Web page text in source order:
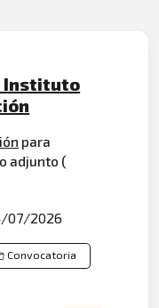
Instituto
para
adjunto (
07/2026
Convocatoria